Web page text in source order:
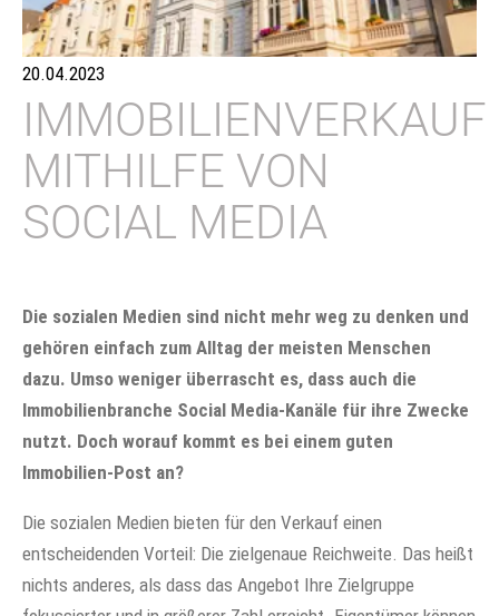
20.04.2023
IMMOBILIENVERKAUF
MITHILFE VON
SOCIAL MEDIA
Die sozialen Medien sind nicht mehr weg zu denken und
gehören einfach zum Alltag der meisten Menschen
dazu. Umso weniger überrascht es, dass auch die
Immobilienbranche Social Media-Kanäle für ihre Zwecke
nutzt. Doch worauf kommt es bei einem guten
Immobilien-Post an?
Die sozialen Medien bieten für den Verkauf einen
entscheidenden Vorteil: Die zielgenaue Reichweite. Das heißt
nichts anderes, als dass das Angebot Ihre Zielgruppe